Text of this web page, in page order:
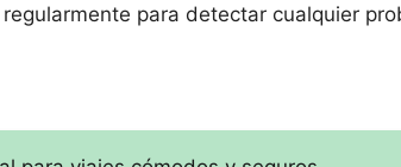
para detectar cualquier